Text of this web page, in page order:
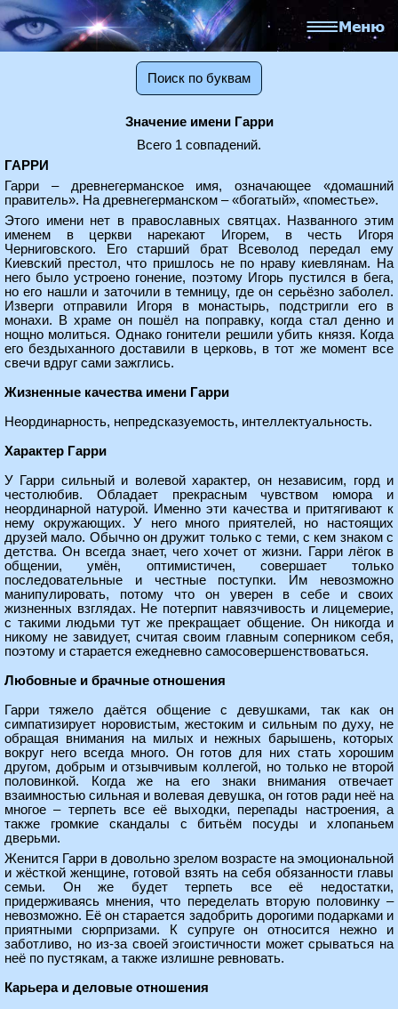
Поиск по буквам
Значение имени Гарри
Всего 1 совпадений.
ГАРРИ
Гарри – древнегерманское имя, означающее «домашний
правитель». На древнегерманском – «богатый», «поместье».
Этого имени нет в православных святцах. Названного этим
именем в церкви нарекают Игорем, в честь Игоря
Черниговского. Его старший брат Всеволод передал ему
Киевский престол, что пришлось не по нраву киевлянам. На
него было устроено гонение, поэтому Игорь пустился в бега,
но его нашли и заточили в темницу, где он серьёзно заболел.
Изверги отправили Игоря в монастырь, подстригли его в
монахи. В храме он пошёл на поправку, когда стал денно и
нощно молиться. Однако гонители решили убить князя. Когда
его бездыханного доставили в церковь, в тот же момент все
свечи вдруг сами зажглись.
Жизненные качества имени Гарри
Неординарность, непредсказуемость, интеллектуальность.
Характер Гарри
У Гарри сильный и волевой характер, он независим, горд и
честолюбив. Обладает прекрасным чувством юмора и
неординарной натурой. Именно эти качества и притягивают к
нему окружающих. У него много приятелей, но настоящих
друзей мало. Обычно он дружит только с теми, с кем знаком с
детства. Он всегда знает, чего хочет от жизни. Гарри лёгок в
общении, умён, оптимистичен, совершает только
последовательные и честные поступки. Им невозможно
манипулировать, потому что он уверен в себе и своих
жизненных взглядах. Не потерпит навязчивость и лицемерие,
с такими людьми тут же прекращает общение. Он никогда и
никому не завидует, считая своим главным соперником себя,
поэтому и старается ежедневно самосовершенствоваться.
Любовные и брачные отношения
Гарри тяжело даётся общение с девушками, так как он
симпатизирует норовистым, жестоким и сильным по духу, не
обращая внимания на милых и нежных барышень, которых
вокруг него всегда много. Он готов для них стать хорошим
другом, добрым и отзывчивым коллегой, но только не второй
половинкой. Когда же на его знаки внимания отвечает
взаимностью сильная и волевая девушка, он готов ради неё на
многое – терпеть все её выходки, перепады настроения, а
также громкие скандалы с битьём посуды и хлопаньем
дверьми.
Женится Гарри в довольно зрелом возрасте на эмоциональной
и жёсткой женщине, готовой взять на себя обязанности главы
семьи. Он же будет терпеть все её недостатки,
придерживаясь мнения, что переделать вторую половинку –
невозможно. Её он старается задобрить дорогими подарками и
приятными сюрпризами. К супруге он относится нежно и
заботливо, но из-за своей эгоистичности может срываться на
неё по пустякам, а также излишне ревновать.
Карьера и деловые отношения